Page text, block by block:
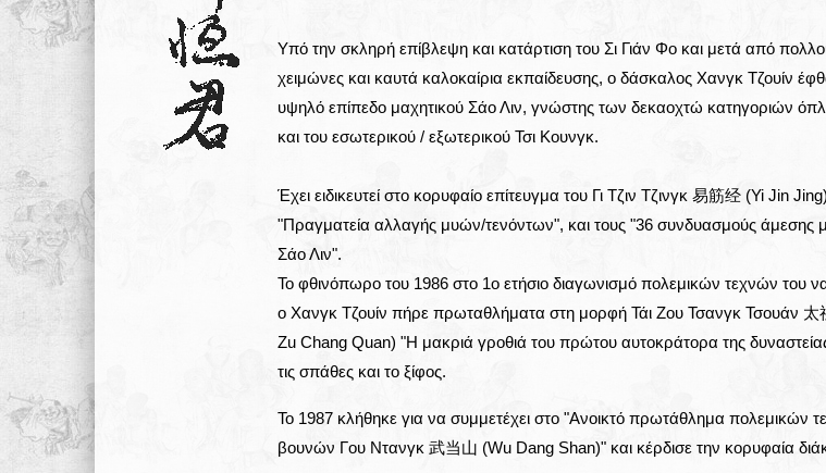
Υπό την σκληρή επίβλεψη και κατάρτιση του Σι Γιάν Φο και μετά από
χειμώνες και καυτά καλοκαίρια εκπαίδευσης, ο δάσκαλος Χανγκ Τζουίν
υψηλό επίπεδο μαχητικού Σάο Λιν, γνώστης των δεκαοχτώ κατηγοριών
και του εσωτερικού / εξωτερικού Τσι Κουνγκ.
Έχει ειδικευτεί στο κορυφαίο επίτευγμα του Γι Τζιν Τζινγκ 易筋经 (Yi Jin Jing)
"Πραγματεία αλλαγής μυών/τενόντων", και τους "36 συνδυασμούς άμεσης
Σάο Λιν".
Το φθινόπωρο του 1986 στο 1ο ετήσιο διαγωνισμό πολεμικών τεχνών του
ο Χανγκ Τζουίν πήρε πρωταθλήματα στη μορφή Τάι Ζου Τσανγκ Τσουάν 太
Zu Chang Quan) "H μακριά γροθιά του πρώτου αυτοκράτορα της
τις σπάθες και το ξίφος.
Το 1987 κλήθηκε για να συμμετέχει στο "Ανοικτό πρωτάθλημα πολεμικών
βουνών Γου Ντανγκ 武当山 (Wu Dang Shan)" και κέρδισε την κορυφαία